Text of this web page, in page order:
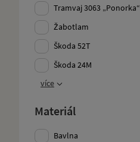
Tramvaj 3063 „Ponorka“
Žabotlam
Škoda 52T
Škoda 24M
více
Materiál
Bavlna